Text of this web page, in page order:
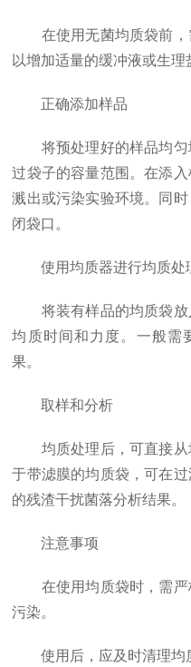
在使用无菌均质袋前，
以增加适量的缓冲液或生理
正确添加样品
将预处理好的样品均匀
过袋子的容量范围。在添
溅出或污染实验环境。同
闭袋口。
使用均质器进行均质处
将装有样品的均质袋放
均质时间和力度。一般需
果。
取样和分析
均质处理后，可直接从
于带滤膜的均质袋，可在
的残渣干扰菌落分析结果。
注意事项
在使用均质袋时，需严
污染。
使用后，应及时清理均